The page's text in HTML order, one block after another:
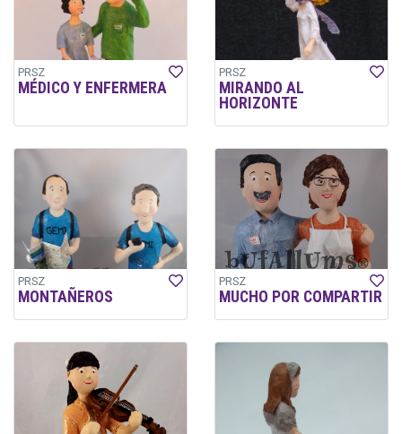
PRSZ
MÉDICO Y ENFERMERA
PRSZ
MIRANDO AL
HORIZONTE
PRSZ
MONTAÑEROS
PRSZ
MUCHO POR COMPARTIR